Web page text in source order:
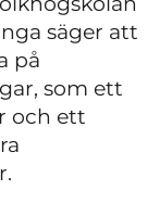
säger att
på
som ett
och ett